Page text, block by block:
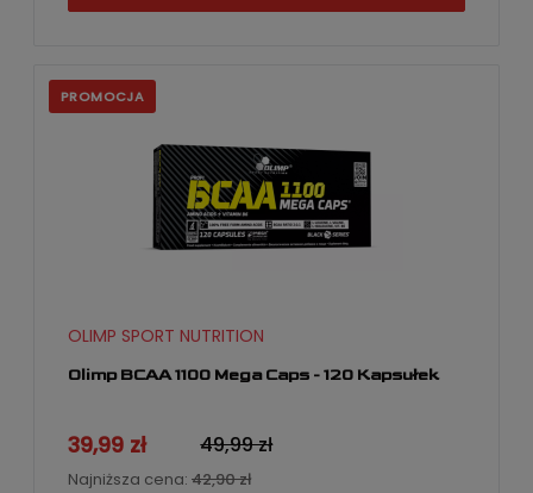
Olimp BCAA 1100 Mega Caps - 120 Kapsułek
OLIMP SPORT NUTRITION
39,99 zł 49,99 zł
Najniższa cena: 42,90 zł
PROMOCJA